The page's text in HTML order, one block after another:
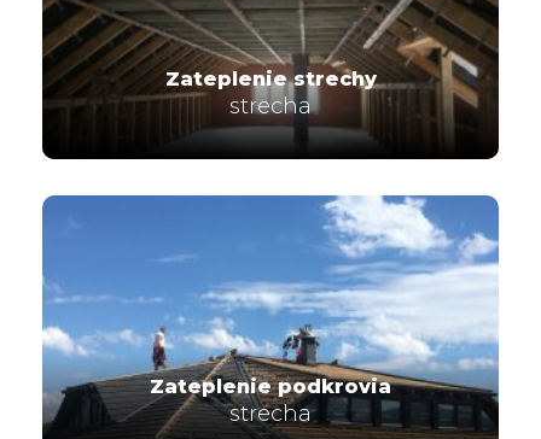
Zateplenie strechy
strecha
Zateplenie podkrovia
strecha